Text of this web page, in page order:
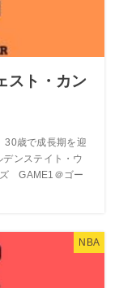
スト・カン
30歳で成長期を迎
ンステイト・ウ
ズ GAME1＠ゴー
NBA